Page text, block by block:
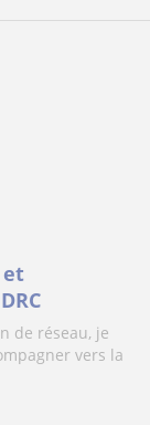
et
de réseau, je
vers la